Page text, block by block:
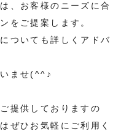
、お客様のニーズに合
をご提案します。
ついても詳しくアドバ
ませ(^^♪
提供しておりますの
ぜひお気軽にご利用く